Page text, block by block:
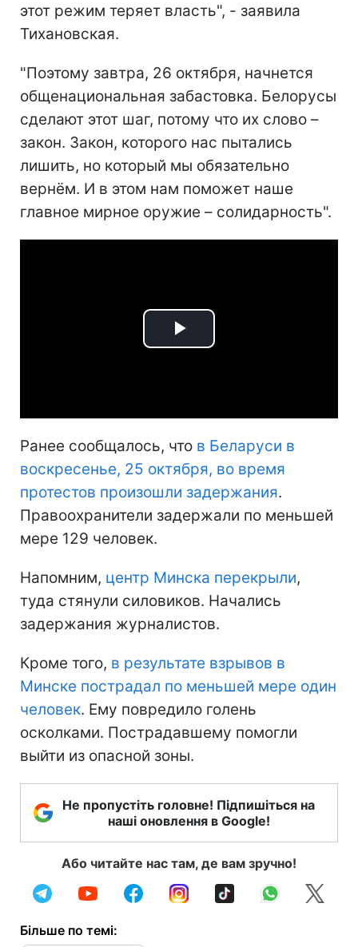
этот режим теряет власть", - заявила
Тихановская.
"Поэтому завтра, 26 октября, начнется
общенациональная забастовка. Белорусы
сделают этот шаг, потому что их слово –
закон. Закон, которого нас пытались
лишить, но который мы обязательно
вернём. И в этом нам поможет наше
главное мирное оружие – солидарность".
Play
Ранее сообщалось, что в Беларуси в
воскресенье, 25 октября, во время
протестов произошли задержания.
Правоохранители задержали по меньшей
мере 129 человек.
Напомним, центр Минска перекрыли,
туда стянули силовиков. Начались
задержания журналистов.
Кроме того, в результате взрывов в
Минске пострадал по меньшей мере один
человек. Ему повредило голень
осколками. Пострадавшему помогли
выйти из опасной зоны.
Не пропустіть головне! Підпишіться на
наші оновлення в Google!
Або читайте нас там, де вам зручно!
Більше по темі: